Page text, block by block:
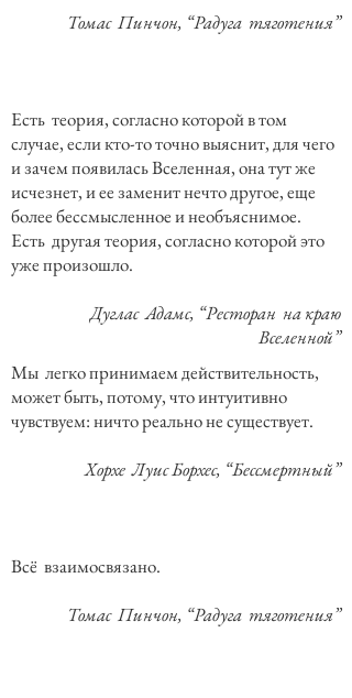
Томас Пинчон, “Радуга тяготения”
Есть теория, согласно которой в том
случае, если кто-то точно выяснит, для чего
и зачем появилась Вселенная, она тут же
исчезнет, и ее заменит нечто другое, еще
более бессмысленное и необъяснимое.
Есть другая теория, согласно которой это
уже произошло.
Дуглас Адамс, “Ресторан на краю
Вселенной”
Мы легко принимаем действительность,
может быть, потому, что интуитивно
чувствуем: ничто реально не существует.
Хорхе Луис Борхес, “Бессмертный”
Всё взаимосвязано.
Томас Пинчон, “Радуга тяготения”